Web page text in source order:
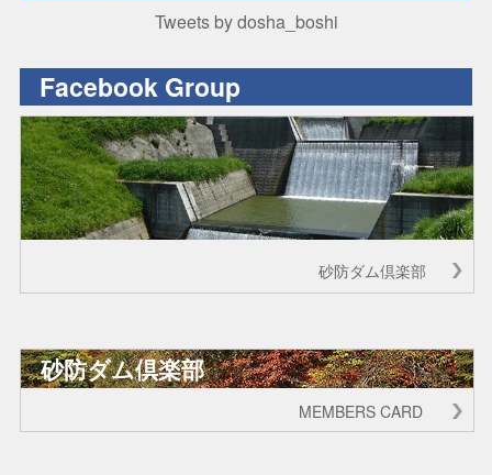
Tweets by dosha_boshi
Facebook Group
砂防ダム倶楽部
砂防ダム倶楽部
MEMBERS CARD